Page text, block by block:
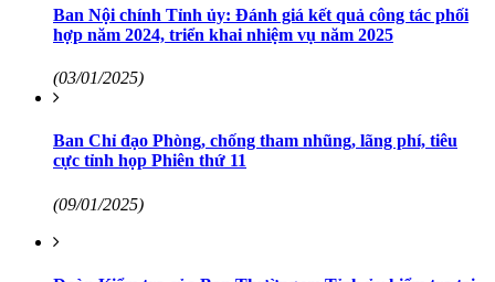
Ban Nội chính Tỉnh ủy: Đánh giá kết quả công tác phối
hợp năm 2024, triển khai nhiệm vụ năm 2025
(03/01/2025)
Ban Chỉ đạo Phòng, chống tham nhũng, lãng phí, tiêu
cực tỉnh họp Phiên thứ 11
(09/01/2025)